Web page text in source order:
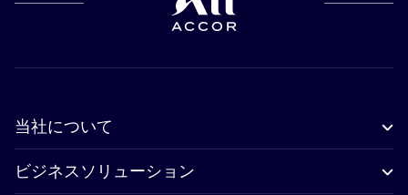
当社について
ビジネスソリューション